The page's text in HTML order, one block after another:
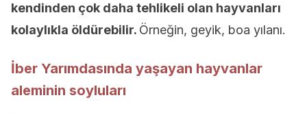
kendinden çok daha tehlikeli olan hayvanları
kolaylıkla öldürebilir. Örneğin, geyik, boa yılanı.
İber Yarımdasında yaşayan hayvanlar
aleminin soyluları